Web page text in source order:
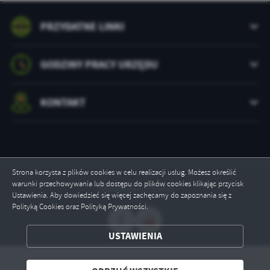
Strona korzysta z plików cookies w celu realizacji usług. Możesz określić
warunki przechowywania lub dostępu do plików cookies klikając przycisk
Ustawienia. Aby dowiedzieć się więcej zachęcamy do zapoznania się z
Polityką Cookies oraz Polityką Prywatności.
USTAWIENIA
treści w postaci wiadomości, ofert, komunikatów mediów
społecznościowych.
ZAPISZ WYBRANE
ODRZUĆ WSZYSTKIE
PRZYDATNE LINKI
GODZINY PRACY URZĘDU
KONTAKT
Odwiedzin: 235923